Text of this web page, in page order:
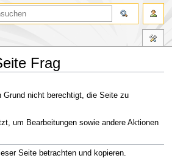
Frag
Grund nicht berechtigt, die Seite zu
um Bearbeitungen sowie andere Aktionen
Seite betrachten und kopieren.